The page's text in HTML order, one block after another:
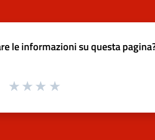
le informazioni su questa